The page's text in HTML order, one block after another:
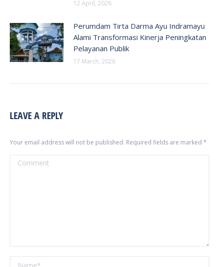
12 April, 2026
Perumdam Tirta Darma Ayu Indramayu
Alami Transformasi Kinerja Peningkatan
Pelayanan Publik
17 March, 2026
LEAVE A REPLY
Your email address will not be published. Required fields are marked *
Comment
Name *